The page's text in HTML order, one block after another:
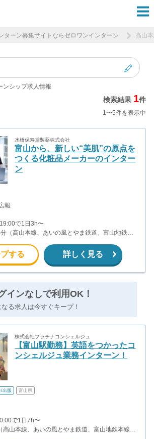
ターン募集サイトならゼロワンインターン 高山
ンシップ求人情報
検索結果 1件
1〜5件を表示中
水橋保寿堂製薬株式会社
富山から、新しい“美肌”の原点を
つくる化粧品メーカーのインター
ン
報
で1日3h〜
（高山本線、あいの風とやま鉄道、富山地鉄本
二越・上滝線）
する 詳しく見る
インなしで利用OK！
る求人は今すぐキープ！
株式会社プラチナコンシェルジュ
【富山駅勤務】英語をつかったコ
ンシェルジュ業務インターン！
出版 富山県
で1日7h〜
高山本線、あいの風とやま鉄道、富山地鉄本線、